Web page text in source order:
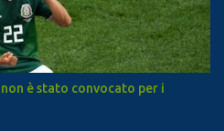
Napoli, che con 3,8 milioni di
posto tra le mete turistiche
il miglior risultato nel
Sorrento, che ha registrato 2,8
distinguersi anche per alcuni dati
della località costiera
è stato convocato per i